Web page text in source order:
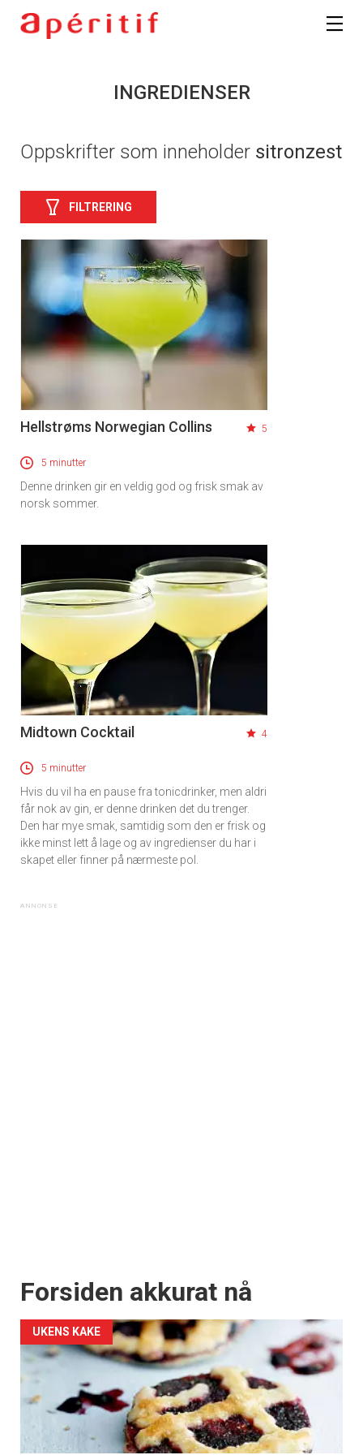
INGREDIENSER
Oppskrifter som inneholder sitronzest
FILTRERING
Hellstrøms Norwegian Collins 5
5 minutter
Denne drinken gir en veldig god og frisk smak av
norsk sommer.
Midtown Cocktail 4
5 minutter
Hvis du vil ha en pause fra tonicdrinker, men aldri
får nok av gin, er denne drinken det du trenger.
Den har mye smak, samtidig som den er frisk og
ikke minst lett å lage og av ingredienser du har i
skapet eller finner på nærmeste pol.
Forsiden akkurat nå
UKENS KAKE